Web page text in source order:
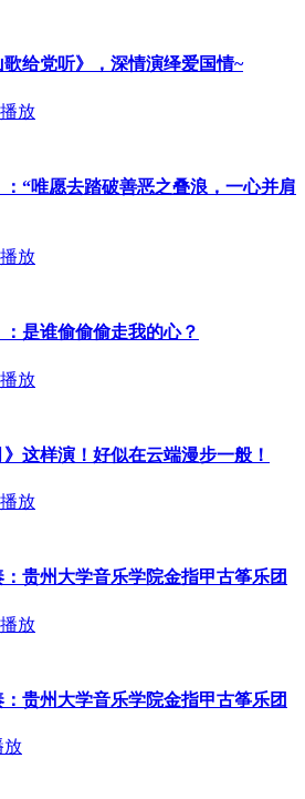
给党听》，深情演绎爱国情~
放
“唯愿去踏破善恶之叠浪，一心并肩
放
是谁偷偷偷走我的心？
放
这样演！好似在云端漫步一般！
放
：贵州大学音乐学院金指甲古筝乐团
放
：贵州大学音乐学院金指甲古筝乐团
放